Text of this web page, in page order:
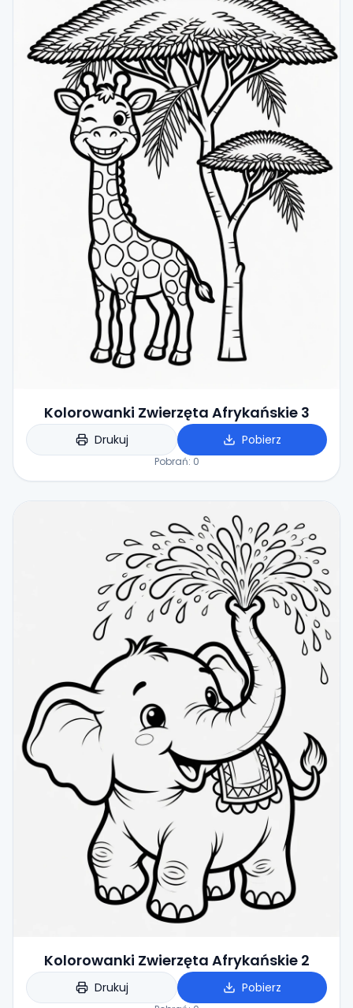
Kolorowanki Zwierzęta Afrykańskie 3
Drukuj Pobierz
Pobrań: 0
Kolorowanki Zwierzęta Afrykańskie 2
Drukuj Pobierz